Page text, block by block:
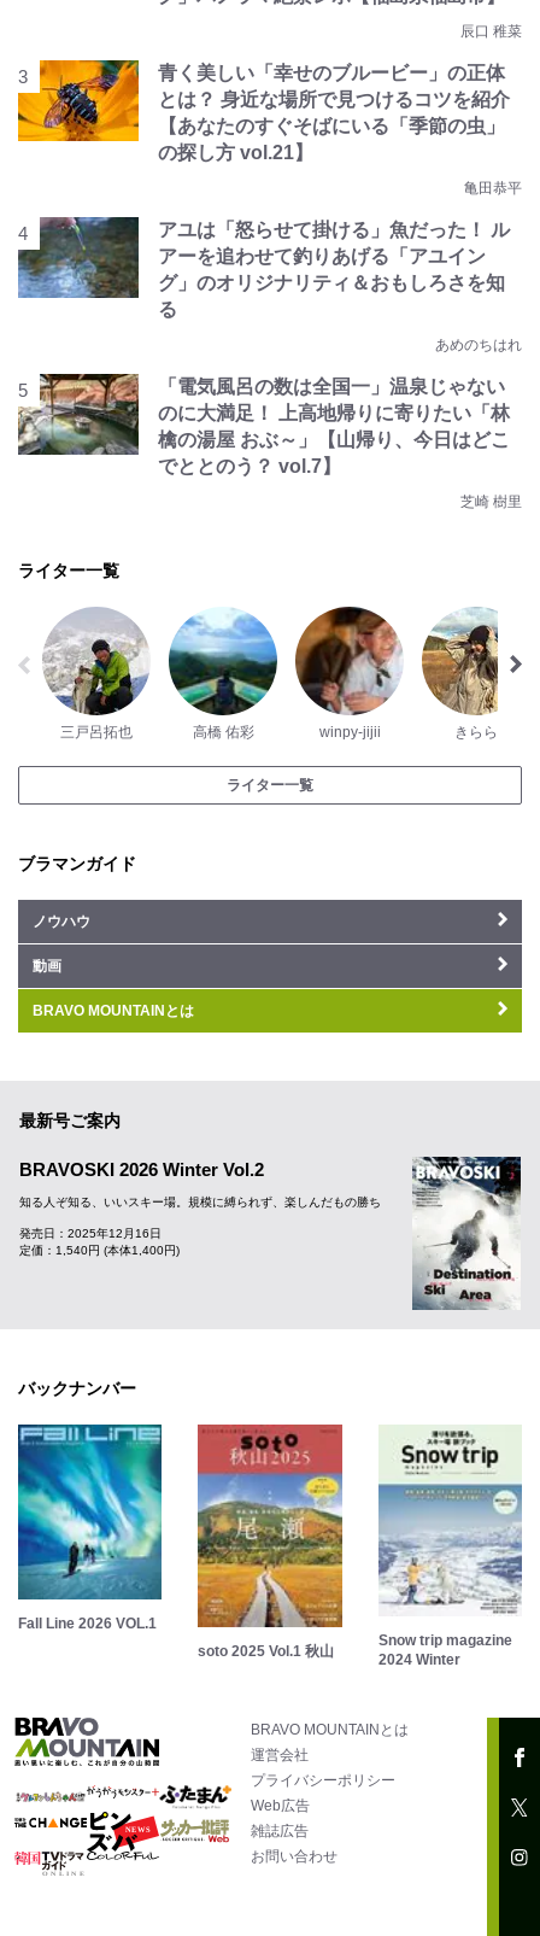
辰口 稚菜
青く美しい「幸せのブルービー」の正体
とは？ 身近な場所で見つけるコツを紹介
【あなたのすぐそばにいる「季節の虫」
の探し方 vol.21】
亀田恭平
アユは「怒らせて掛ける」魚だった！ ル
アーを追わせて釣りあげる「アユイン
グ」のオリジナリティ＆おもしろさを知
る
あめのちはれ
「電気風呂の数は全国一」温泉じゃない
のに大満足！ 上高地帰りに寄りたい「林
檎の湯屋 おぶ～」【山帰り、今日はどこ
でととのう？ vol.7】
芝崎 樹里
ライター一覧
三戸呂拓也 高橋 佑彩 winpy-jijii きらら
ライター一覧
ブラマンガイド
ノウハウ
動画
BRAVO MOUNTAINとは
最新号ご案内
BRAVOSKI 2026 Winter Vol.2
知る人ぞ知る、いいスキー場。規模に縛られず、楽しんだもの勝ち
発売日：2025年12月16日
定価：1,540円 (本体1,400円)
バックナンバー
Fall Line 2026 VOL.1
soto 2025 Vol.1 秋山
Snow trip magazine
2024 Winter
BRAVO MOUNTAINとは
運営会社
プライバシーポリシー
Web広告
雑誌広告
お問い合わせ